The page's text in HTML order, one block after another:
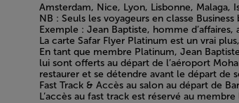
Amsterdam, Nice, Lyon, Lisbonne, Malaga,
NB : Seuls les voyageurs en classe
Exemple : Jean Baptiste, homme
La carte Safar Flyer Platinum est un vrai
En tant que membre Platinum, Jean
lui sont offerts au départ de l’aéroport
restaurer et se détendre avant le départ de
Fast Track & Accès au salon au départ de
L’accès au fast track est réservé au